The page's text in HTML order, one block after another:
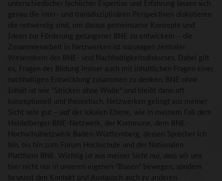
unterschiedlicher fachlicher Expertise und Erfahrung lassen sich
genau die inter- und transdisziplinären Perspektiven diskutieren
die notwendig sind, um daraus gemeinsame Konzepte und
Ideen zur Förderung gelungener BNE zu entwickeln – die
Zusammenarbeit in Netzwerken ist sozusagen zentraler
Wesenskern des BNE- und Nachhaltigkeitsdiskurses. Dabei gilt
es, Fragen der Bildung immer auch mit inhaltlichen Fragen einer
nachhaltigen Entwicklung zusammen zu denken. BNE ohne
Inhalt ist wie "Stricken ohne Wolle" und bleibt dann oft
konzeptionell und theoretisch. Netzwerken gelingt aus meiner
Sicht sehr gut – auf der lokalen Ebene, wie in meinem Fall dem
Heidelberger BNE-Netzwerk, der Kommune, dem BNE-
Hochschulnetzwerk Baden-Württemberg, dessen Sprecher ich
bin, bis hin zum Forum Hochschule und der Nationalen
Plattform BNE. Wichtig ist aus meiner Sicht nur, dass wir uns
hier nicht nur in unseren eigenen "Blasen" bewegen, sondern
bewusst den Kontakt und Austausch auch zu anderen